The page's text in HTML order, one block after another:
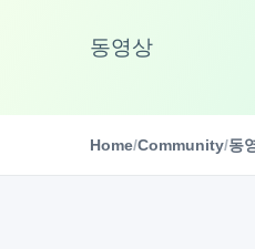
동영상
Home/Community/동